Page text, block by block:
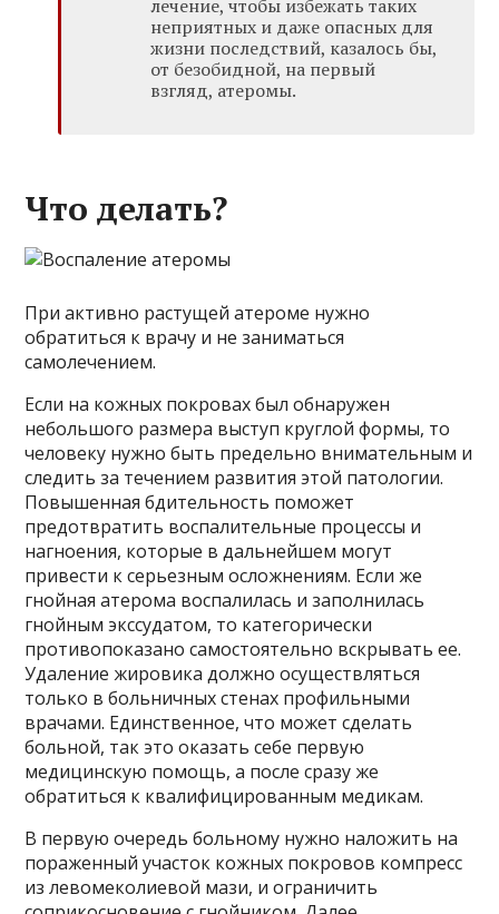
лечение, чтобы избежать таких
неприятных и даже опасных для
жизни последствий, казалось бы,
от безобидной, на первый
взгляд, атеромы.
Что делать?
При активно растущей атероме нужно
обратиться к врачу и не заниматься
самолечением.
Если на кожных покровах был обнаружен
небольшого размера выступ круглой формы, то
человеку нужно быть предельно внимательным и
следить за течением развития этой патологии.
Повышенная бдительность поможет
предотвратить воспалительные процессы и
нагноения, которые в дальнейшем могут
привести к серьезным осложнениям. Если же
гнойная атерома воспалилась и заполнилась
гнойным экссудатом, то категорически
противопоказано самостоятельно вскрывать ее.
Удаление жировика должно осуществляться
только в больничных стенах профильными
врачами. Единственное, что может сделать
больной, так это оказать себе первую
медицинскую помощь, а после сразу же
обратиться к квалифицированным медикам.
В первую очередь больному нужно наложить на
пораженный участок кожных покровов компресс
из левомеколиевой мази, и ограничить